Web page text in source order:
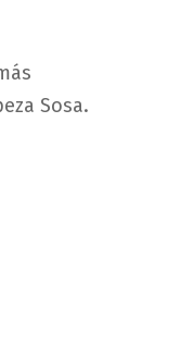
Sosa.